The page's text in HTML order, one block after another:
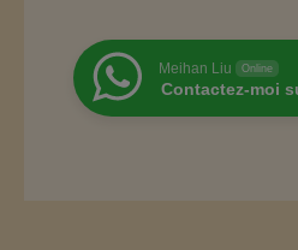
Meihan Liu Online
Contactez-moi